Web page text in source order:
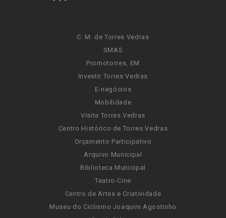
C. M. de Torres Vedras
SMAS
Promotorres, EM
Investir Torres Vedras
E-negócios
Mobilidade
Visite Torres Vedras
Centro Histórico de Torres Vedras
Orçamento Participativo
Arquivo Municipal
Biblioteca Municipal
Teatro-Cine
Centro de Artes e Criatividade
Museu do Ciclismo Joaquim Agostinho